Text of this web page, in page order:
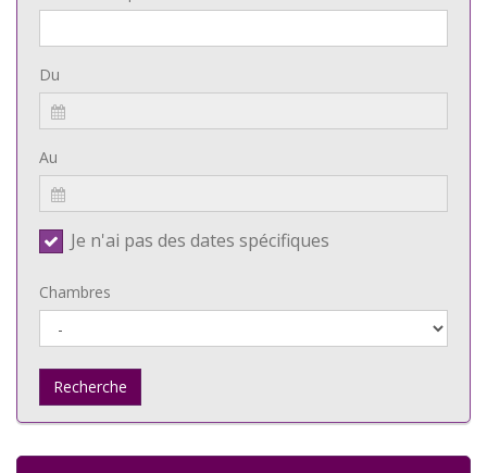
Du
Au
Je n'ai pas des dates spécifiques
Chambres
Recherche